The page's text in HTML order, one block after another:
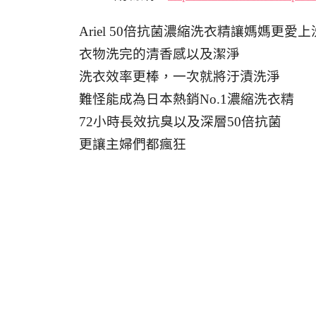
Ariel 50倍抗菌濃縮洗衣精讓媽媽更愛上
衣物洗完的清香感以及潔淨
洗衣效率更棒，一次就將汙漬洗淨
難怪能成為日本熱銷No.1濃縮洗衣精
72小時長效抗臭以及深層50倍抗菌
更讓主婦們都瘋狂